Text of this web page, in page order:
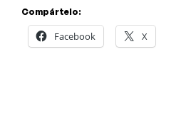
Compártelo:
Facebook X